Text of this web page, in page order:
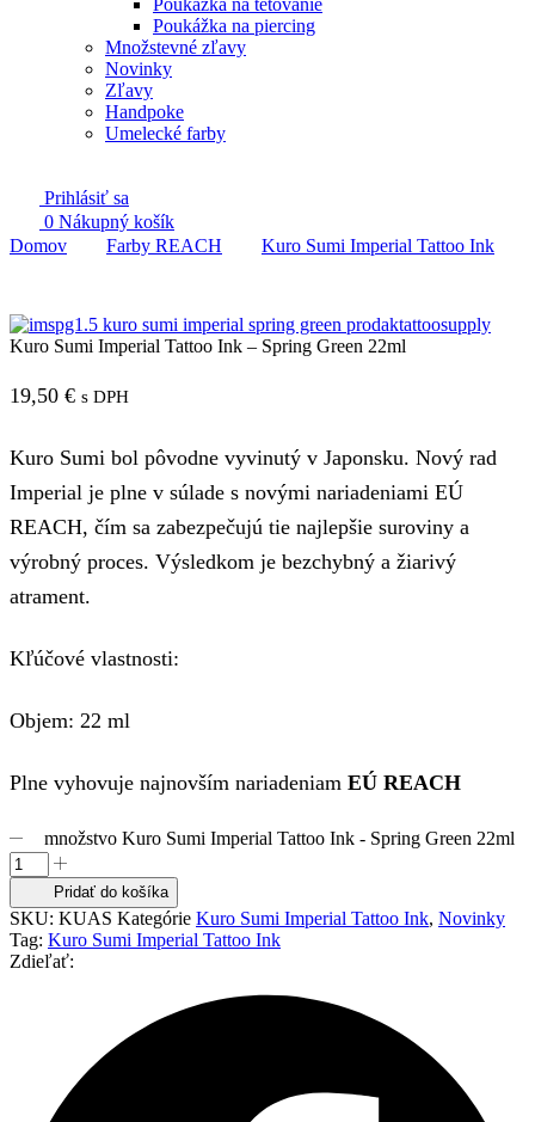
Poukážka na piercing
Množstevné zľavy
Novinky
Zľavy
Handpoke
Umelecké farby
Prihlásiť sa
0 Nákupný košík
Domov
Farby REACH Kuro Sumi Imperial Tattoo Ink
Kuro Sumi Imperial Tattoo Ink – Spring Green 22ml
19,50 € s DPH
Kuro Sumi bol pôvodne vyvinutý v Japonsku. Nový rad
Imperial je plne v súlade s novými nariadeniami EÚ
REACH, čím sa zabezpečujú tie najlepšie suroviny a
výrobný proces. Výsledkom je bezchybný a žiarivý
atrament.
Kľúčové vlastnosti:
Objem: 22 ml
Plne vyhovuje najnovším nariadeniam EÚ REACH
množstvo Kuro Sumi Imperial Tattoo Ink - Spring Green 22ml
Pridať do košíka
SKU: KUAS Kategórie Kuro Sumi Imperial Tattoo Ink, Novinky
Tag: Kuro Sumi Imperial Tattoo Ink
Zdieľať: